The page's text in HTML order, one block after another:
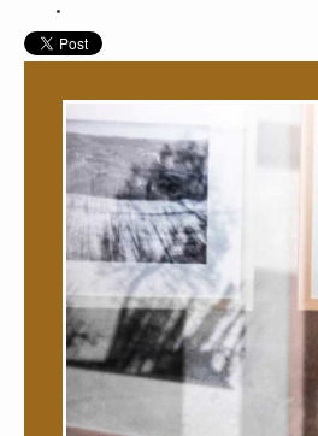
WEBDESIGN
BLOG & NEWS
SERVICES
CLIENTS
PRIVACY